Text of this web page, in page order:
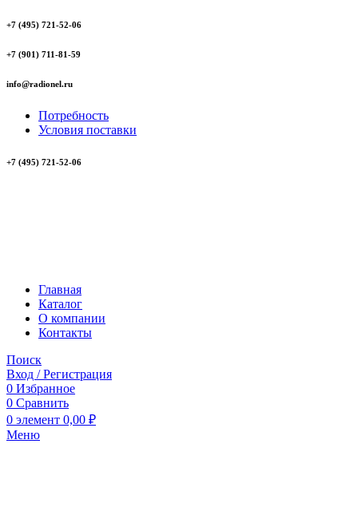
+7 (495) 721-52-06
+7 (901) 711-81-59
info@radionel.ru
Потребность
Условия поставки
+7 (495) 721-52-06
Главная
Каталог
О компании
Контакты
Поиск
Вход / Регистрация
0 Избранное
0 Сравнить
0 элемент 0,00 ₽
Меню